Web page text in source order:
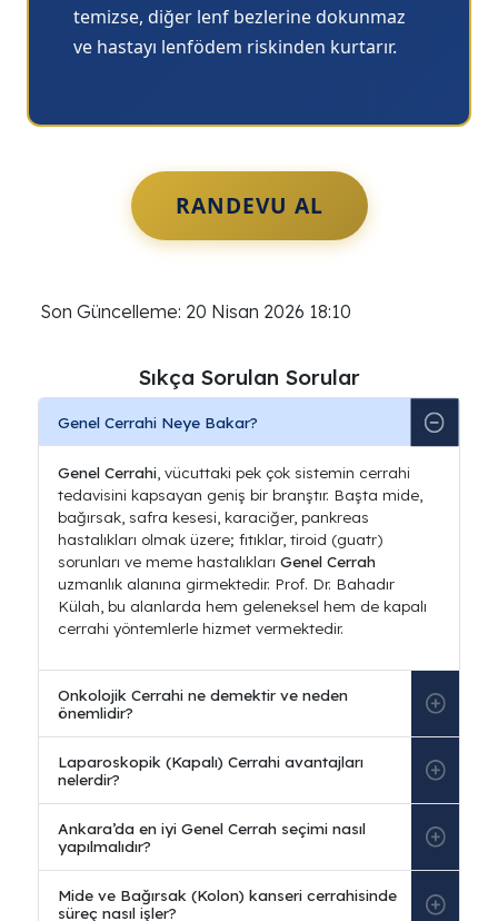
temizse, diğer lenf bezlerine dokunmaz
ve hastayı lenfödem riskinden kurtarır.
RANDEVU AL
Son Güncelleme: 20 Nisan 2026 18:10